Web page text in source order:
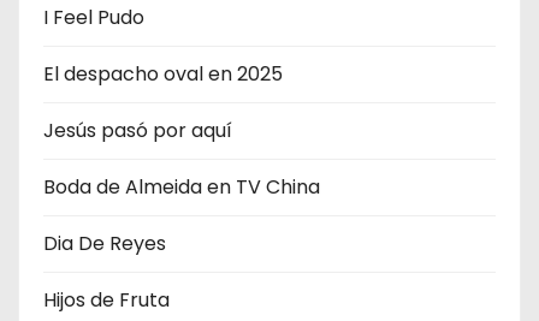
I Feel Pudo
El despacho oval en 2025
Jesús pasó por aquí
Boda de Almeida en TV China
Dia De Reyes
Hijos de Fruta